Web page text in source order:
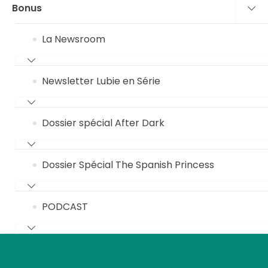
Bonus
La Newsroom
Newsletter Lubie en Série
Dossier spécial After Dark
Dossier Spécial The Spanish Princess
PODCAST